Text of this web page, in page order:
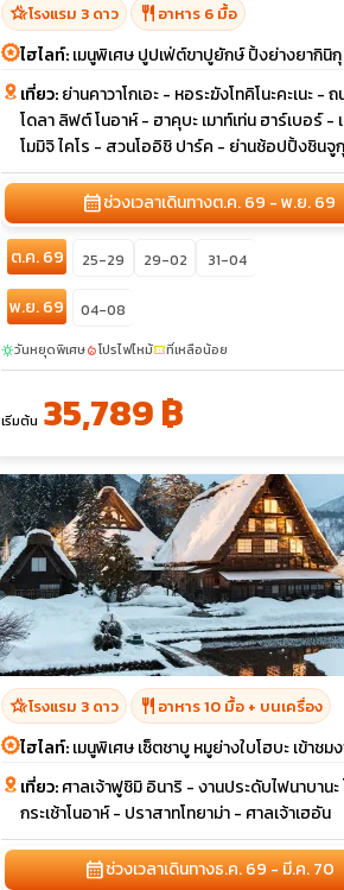
hotel_classโรงแรม 3 ดาว restaurant อาหาร 6 มื้อ
ไฮไลท์:เมนูพิเศษ ปูปเฟ่ต์ขาปูยักษ์ ปิ้งย่างยากินิ
เที่ยว:ย่านคาวาโกเอะ - หอระฆังโทคิโนะคะเนะ
โดลา ลิฟต์ โนอาห์ - ฮาคุบะ เมาท์เท่น ฮาร์เบอร์
โมมิจิ ไคโร - สวนโออิชิ ปาร์ค - ย่านช้อปปิ้งชิน
calendar_monthช่วงเวลาเดินทางต.ค. 69 - พ.ย. 69
ต.ค. 69 25-29 29-02 31-04
พ.ย. 69 04-08
sunnyวันหยุดพิเศษlocal_fire_departmentโปรไฟไหม้confirmation_numberที่เหลือน้อย
เริ่มต้น 35,789 ฿
hotel_classโรงแรม 3 ดาว restaurant อาหาร 10 มื้อ + บนเครื่อง
ไฮไลท์:เมนูพิเศษ เซ็ตชาบู หมูย่างใบโฮบะ เข้าช
เที่ยว:ศาลเจ้าฟูชิมิ อินาริ - งานประดับไฟนาบาน
กระเช้าโนอาห์ - ปราสาทโทยาม่า - ศาลเจ้าเฮอัน
calendar_monthช่วงเวลาเดินทางธ.ค. 69 - มี.ค. 70